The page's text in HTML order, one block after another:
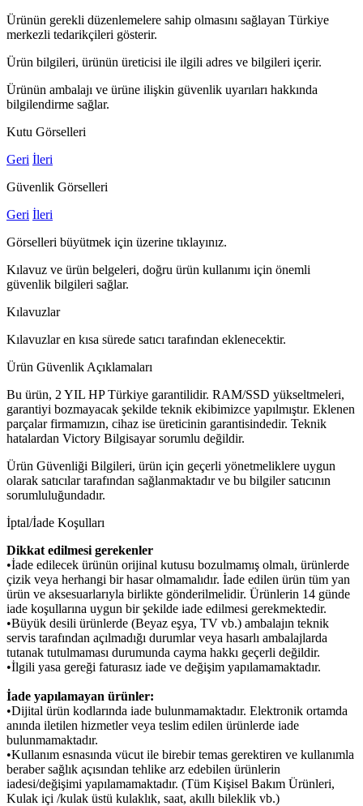
Ürünün gerekli düzenlemelere sahip olmasını sağlayan Türkiye
merkezli tedarikçileri gösterir.
Ürün bilgileri, ürünün üreticisi ile ilgili adres ve bilgileri içerir.
Ürünün ambalajı ve ürüne ilişkin güvenlik uyarıları hakkında
bilgilendirme sağlar.
Kutu Görselleri
Geri İleri
Güvenlik Görselleri
Geri İleri
Görselleri büyütmek için üzerine tıklayınız.
Kılavuz ve ürün belgeleri, doğru ürün kullanımı için önemli
güvenlik bilgileri sağlar.
Kılavuzlar
Kılavuzlar en kısa sürede satıcı tarafından eklenecektir.
Ürün Güvenlik Açıklamaları
Bu ürün, 2 YIL HP Türkiye garantilidir. RAM/SSD yükseltmeleri,
garantiyi bozmayacak şekilde teknik ekibimizce yapılmıştır. Eklenen
parçalar firmamızın, cihaz ise üreticinin garantisindedir. Teknik
hatalardan Victory Bilgisayar sorumlu değildir.
Ürün Güvenliği Bilgileri, ürün için geçerli yönetmeliklere uygun
olarak satıcılar tarafından sağlanmaktadır ve bu bilgiler satıcının
sorumluluğundadır.
İptal/İade Koşulları
Dikkat edilmesi gerekenler
•İade edilecek ürünün orijinal kutusu bozulmamış olmalı, ürünlerde
çizik veya herhangi bir hasar olmamalıdır. İade edilen ürün tüm yan
ürün ve aksesuarlarıyla birlikte gönderilmelidir. Ürünlerin 14 günde
iade koşullarına uygun bir şekilde iade edilmesi gerekmektedir.
•Büyük desili ürünlerde (Beyaz eşya, TV vb.) ambalajın teknik
servis tarafından açılmadığı durumlar veya hasarlı ambalajlarda
tutanak tutulmaması durumunda cayma hakkı geçerli değildir.
•İlgili yasa gereği faturasız iade ve değişim yapılamamaktadır.
İade yapılamayan ürünler:
•Dijital ürün kodlarında iade bulunmamaktadır. Elektronik ortamda
anında iletilen hizmetler veya teslim edilen ürünlerde iade
bulunmamaktadır.
•Kullanım esnasında vücut ile birebir temas gerektiren ve kullanımla
beraber sağlık açısından tehlike arz edebilen ürünlerin
iadesi/değişimi yapılamamaktadır. (Tüm Kişisel Bakım Ürünleri,
Kulak içi /kulak üstü kulaklık, saat, akıllı bileklik vb.)